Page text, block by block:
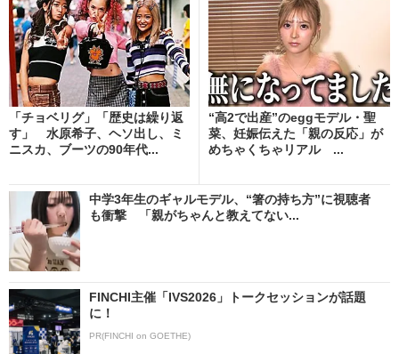
「チョベリグ」「歴史は繰り返
す」 水原希子、ヘソ出し、ミ
ニスカ、ブーツの90年代...
“高2で出産”のeggモデル・聖
菜、妊娠伝えた「親の反応」が
めちゃくちゃリアル ...
中学3年生のギャルモデル、“箸の持ち方”に視聴者
も衝撃 「親がちゃんと教えてない...
FINCHI主催「IVS2026」トークセッションが話題
に！
PR(FINCHI on GOETHE)